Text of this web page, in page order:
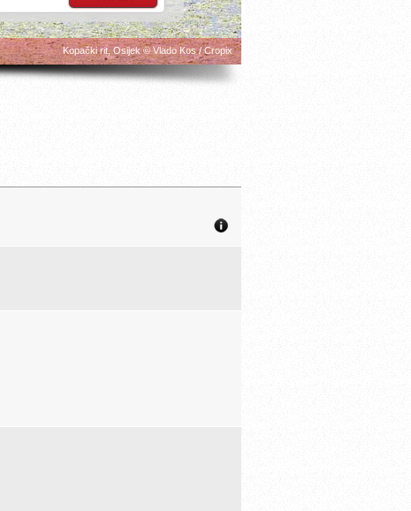
Kopački rit, Osijek © Vlado Kos / Cropix